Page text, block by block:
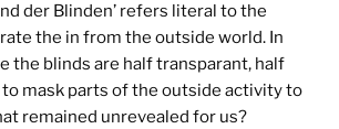
der Blinden’ refers literal to the
the in from the outside world. In
the blinds are half transparant, half
mask parts of the outside activity to
remained unrevealed for us?